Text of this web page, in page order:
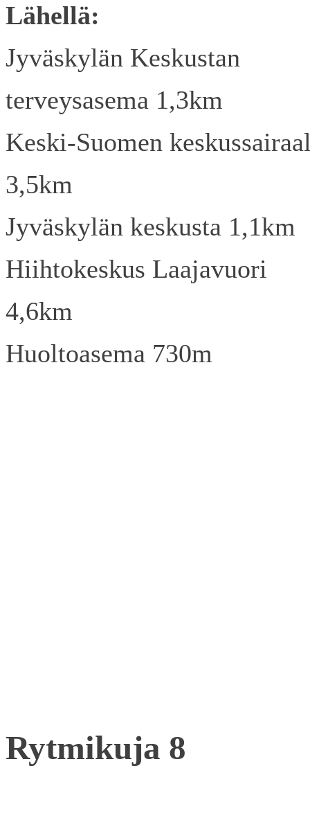
Lähellä:
Jyväskylän Keskustan
terveysasema 1,3km
Keski-Suomen
3,5km
Jyväskylän keskusta 1,1km
Hiihtokeskus Laajavuori
4,6km
Huoltoasema 730m
Rytmikuja 8